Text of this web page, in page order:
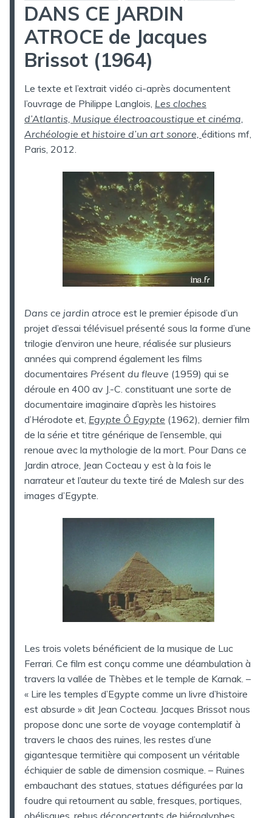
DANS CE JARDIN
ATROCE de Jacques
Brissot (1964)
Le texte et l’extrait vidéo ci-après documentent
l’ouvrage de Philippe Langlois, Les cloches
d’Atlantis, Musique électroacoustique et cinéma,
Archéologie et histoire d’un art sonore, éditions mf,
Paris, 2012.
Dans ce jardin atroce est le premier épisode d’un
projet d’essai télévisuel présenté sous la forme d’une
trilogie d’environ une heure, réalisée sur plusieurs
années qui comprend également les films
documentaires Présent du fleuve (1959) qui se
déroule en 400 av J.-C. constituant une sorte de
documentaire imaginaire d’après les histoires
d’Hérodote et, Egypte Ô Egypte (1962), dernier film
de la série et titre générique de l’ensemble, qui
renoue avec la mythologie de la mort. Pour Dans ce
Jardin atroce, Jean Cocteau y est à la fois le
narrateur et l’auteur du texte tiré de Malesh sur des
images d’Egypte.
Les trois volets bénéficient de la musique de Luc
Ferrari. Ce film est conçu comme une déambulation à
travers la vallée de Thèbes et le temple de Karnak. –
« Lire les temples d’Egypte comme un livre d’histoire
est absurde » dit Jean Cocteau. Jacques Brissot nous
propose donc une sorte de voyage contemplatif à
travers le chaos des ruines, les restes d’une
gigantesque termitière qui composent un véritable
échiquier de sable de dimension cosmique. – Ruines
embauchant des statues, statues défigurées par la
foudre qui retournent au sable, fresques, portiques,
obélisques, rebus déconcertants de hiéroglyphes,